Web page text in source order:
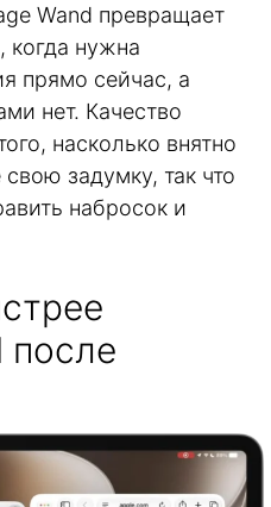
Wand превращает
когда нужна
прямо сейчас, а
нет. Качество
насколько внятно
задумку, так что
набросок и
после